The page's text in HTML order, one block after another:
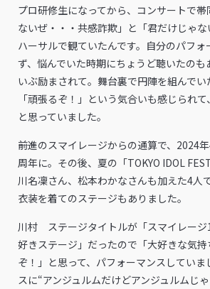
プロ研修生になってから、コンサートで
ないぜ・・・共感詐欺」と「君だけじゃ
ハーサルで観ていたんです。自分のパフォ
ず、悩んでいた時期にちょうど聴いたのも
いぶ励まされて。舞台裏で円陣を組んで
「頑張るぞ！」という気合いも感じられ
と思っていました。
――前進のスマイレージからの通算で、2024
周年に。その後、夏の「TOKYO IDOL
川名凜さん、松本わかなさんも加えた4人
衣装を着てのステージもありました。
川村 ステージタイトルが「スマイレージ
好きステージ」だったので「大好きな気
ぞ！」と思って、パフォーマンスしていま
スに“アンジュルムだけどアンジュルムじ